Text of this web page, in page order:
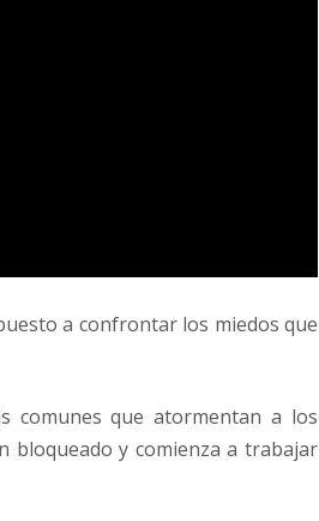
a confrontar los miedos que
comunes que atormentan a los
bloqueado y comienza a trabajar